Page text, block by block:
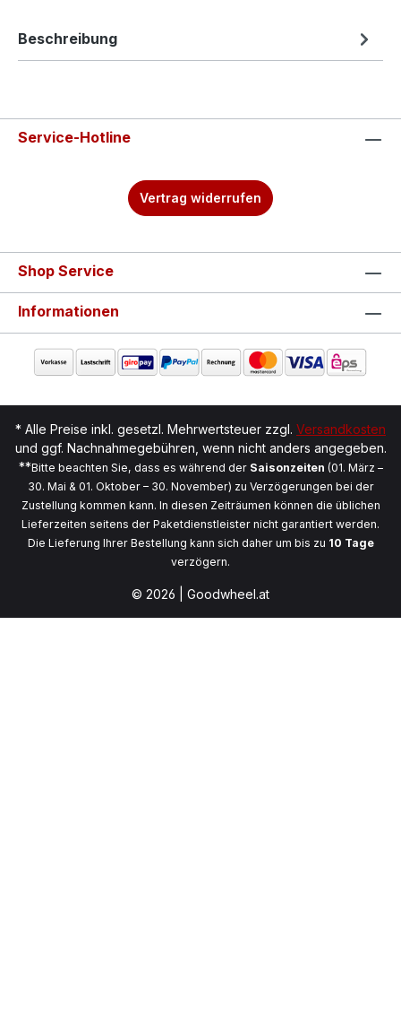
Beschreibung
Service-Hotline
Vertrag widerrufen
Shop Service
Informationen
* Alle Preise inkl. gesetzl. Mehrwertsteuer zzgl. Versandkosten
und ggf. Nachnahmegebühren, wenn nicht anders angegeben.
**Bitte beachten Sie, dass es während der Saisonzeiten (01. März –
30. Mai & 01. Oktober – 30. November) zu Verzögerungen bei der
Zustellung kommen kann. In diesen Zeiträumen können die üblichen
Lieferzeiten seitens der Paketdienstleister nicht garantiert werden.
Die Lieferung Ihrer Bestellung kann sich daher um bis zu 10 Tage
verzögern.
© 2026 | Goodwheel.at